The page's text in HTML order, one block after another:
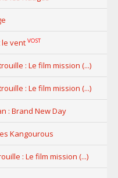
le vent VOST
: Le film mission (...)
: Le film mission (...)
: Brand New Day
Kangourous
: Le film mission (...)